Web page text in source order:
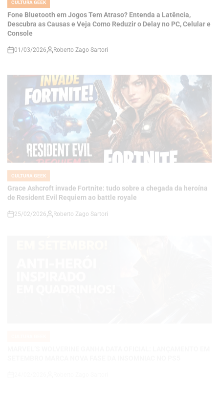
Console
on
01/03/2026 Roberto Zago Sartori
POSTED
CULTURA GEEK
Grace Ashcroft invade Fortnite: tudo sobre a chegada da heroína
de Resident Evil Requiem ao battle royale
on
25/02/2026